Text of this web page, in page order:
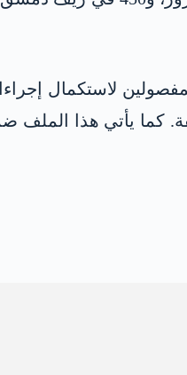
لاستكمال
كما يأتي هذا